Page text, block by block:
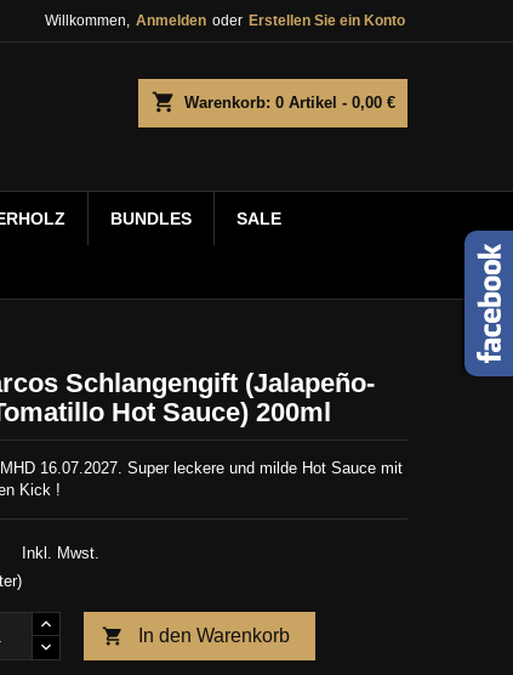
Willkommen, Anmelden oder Erstellen Sie ein Konto
shopping_cart Warenkorb: 0 Artikel - 0,00 €
BUNDLES SALE
Schlangengift (Jalapeño-
Hot Sauce) 200ml
16.07.2027. Super leckere und milde Hot Sauce mit
Kick !
Inkl. Mwst.
 In den Warenkorb